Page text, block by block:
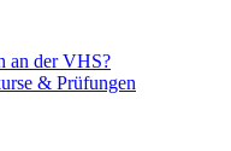
an der VHS?
& Prüfungen